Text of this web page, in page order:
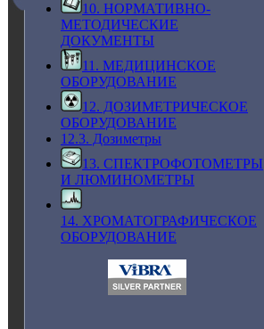
10. НОРМАТИВНО-
МЕТОДИЧЕСКИЕ
ДОКУМЕНТЫ
11. МЕДИЦИНСКОЕ
ОБОРУДОВАНИЕ
12. ДОЗИМЕТРИЧЕСКОЕ
ОБОРУДОВАНИЕ
12.3. Дозиметры
13. СПЕКТРОФОТОМЕТРЫ
И ЛЮМИНОМЕТРЫ
14. ХРОМАТОГРАФИЧЕСКОЕ
ОБОРУДОВАНИЕ